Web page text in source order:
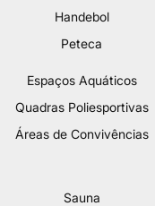
Handebol
Peteca
Espaços Aquáticos
Quadras Poliesportivas
Áreas de Convivências
Sauna